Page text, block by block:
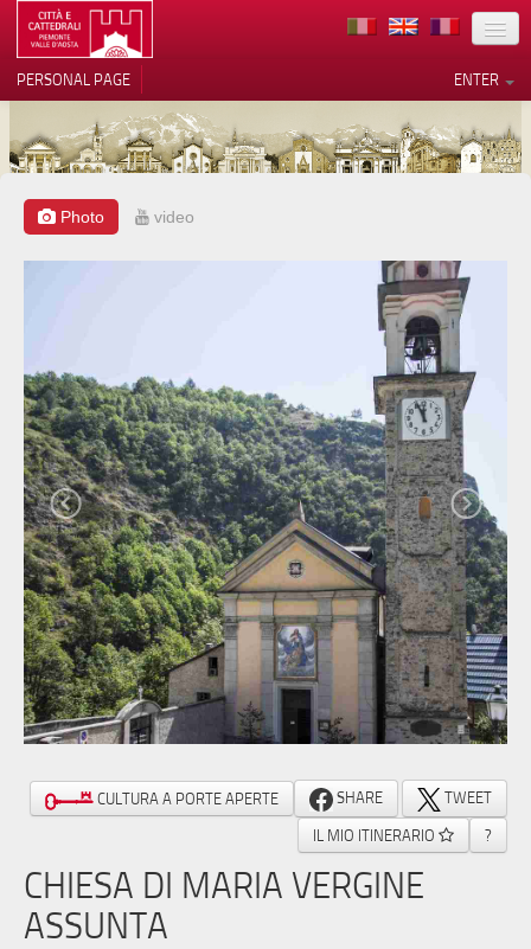
LOCATION
ARCHITECTURE
MUSEUMS
ITINERARIES
VOLUNTEERS
CONTACTS
PRESS
ENTER
PERSONAL PAGE
Photo video
CULTURA A PORTE APERTE SHARE
TWEET
IL MIO ITINERARIO
?
CHIESA DI MARIA VERGINE
ASSUNTA
Notice at collection
Your Privacy Choices